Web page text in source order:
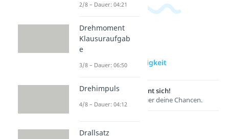
Schallgeschwindigkeit
Lernen lohnt sich!
Entdecke hier deine Chancen.
2/8 – Dauer: 04:21
Drehmoment
Klausuraufgab
e
3/8 – Dauer: 06:50
Drehimpuls
4/8 – Dauer: 04:12
Drallsatz